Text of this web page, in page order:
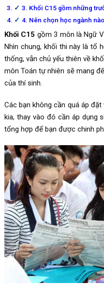
3. Khối C15 gồm những
4. Nên chọn học ngành
Khối C15 gồm 3 môn là Ngữ
Nhìn chung, khối thi này là tổ
thống, vẫn chủ yếu thiên về
môn Toán tự nhiên sẽ mang
của thí sinh.
Các bạn không cần quá áp
kia, thay vào đó cần áp dụng
tổng hợp để bạn được chinh